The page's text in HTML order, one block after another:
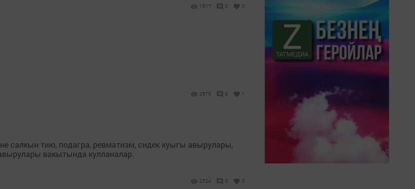
1517 0 0
2579 0 1
салкын тию, подагра, ревматизм, сидек куыгы авырулары,
вакытында кулланалар.
2524 0 0